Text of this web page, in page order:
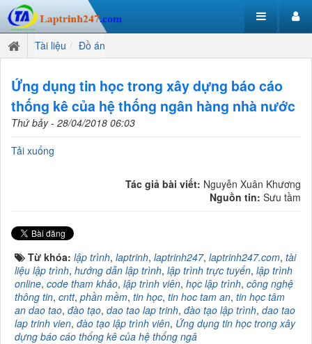
Tài liệu Đồ án
Ứng dụng tin học trong xây dựng báo cáo
thống kê của hệ thống ngân hàng nhà nước
Thứ bảy - 28/04/2018 06:03
Tải xuống
Tác giả bài viết: Nguyễn Xuân Khương
Nguồn tin: Sưu tầm
Từ khóa: lập trình, laptrinh, laptrinh247, laptrinh247.com, tài
liệu lập trình, hướng dẫn lập trình, lập trình trực tuyến, lập trình
online, code tham khảo, lập trình viên, học lập trình, công nghệ
thông tin, cntt, phần mềm, tin học, tin hoc tam an, tin học tâm
an dao tao, đào tạo, dao tao lap trinh, đào tạo lập trình, dao tao
lap trinh vien, đào tạo lập trình viên, Ứng dụng tin học trong xây
dựng báo cáo thống kê của hệ thống ngâ